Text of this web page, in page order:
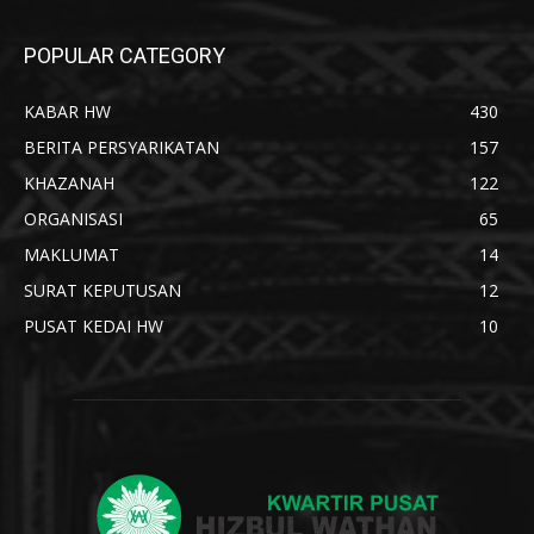
POPULAR CATEGORY
KABAR HW
430
BERITA PERSYARIKATAN
157
KHAZANAH
122
ORGANISASI
65
MAKLUMAT
14
SURAT KEPUTUSAN
12
PUSAT KEDAI HW
10